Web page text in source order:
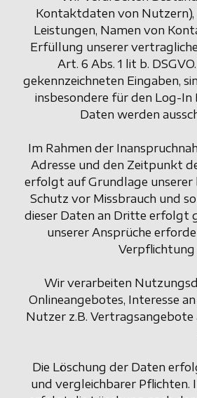
Kontaktdaten von Nutzern),
Leistungen, Namen von
Erfüllung unserer
Art. 6 Abs. 1 lit b.
gekennzeichneten Eingaben,
insbesondere für den Log-
Daten werden
Im Rahmen der
Adresse und den Zeitpunkt
erfolgt auf Grundlage unserer
Schutz vor Missbrauch und
dieser Daten an Dritte erfolgt
unserer Ansprüche
Verpflichtung
Wir verarbeiten
Onlineangebotes, Interesse
Nutzer z.B.
Die Löschung der Daten
und vergleichbarer Pflichten.